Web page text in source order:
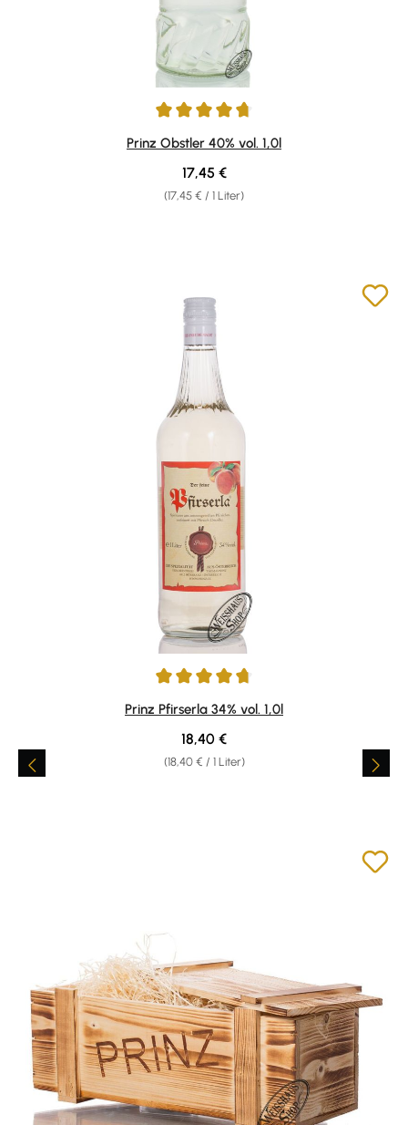
Durchschnittliche Bewertung von 4.81 von 5 Sternen
Prinz Obstler 40% vol. 1,0l
(17,45 € / 1 Liter)
Regulärer Preis:
17,45 €
Durchschnittliche Bewertung von 4.82 von 5 Sternen
Prinz Pfirserla 34% vol. 1,0l
(18,40 € / 1 Liter)
Regulärer Preis:
18,40 €